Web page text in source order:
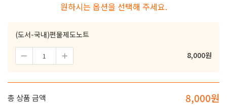
원하시는 옵션을 선택해 주세요.
(도서-국내)편물제도노트
8,000원
총 상품 금액 8,000원